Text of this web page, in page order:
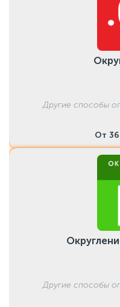
Другие способы
От
Другие способы